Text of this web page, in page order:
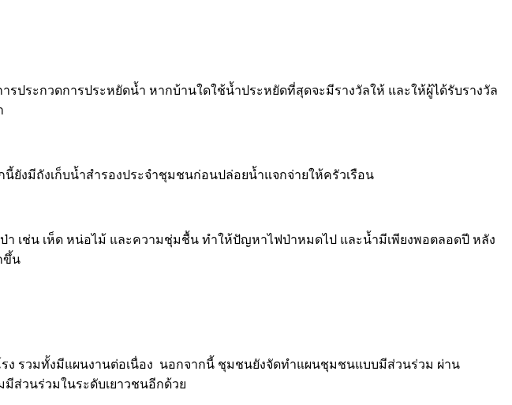
ประกวดการประหยัดน้ำ หากบ้านใดใช้น้ำประหยัดที่สุดจะมีรางวัลให้ และให้ผู้ได้รับรางวัล
งมีถังเก็บน้ำสำรองประจำชุมชนก่อนปล่อยน้ำแจกจ่ายให้ครัวเรือน
ช่น เห็ด หน่อไม้ และความชุ่มชื้น ทำให้ปัญหาไฟป่าหมดไป และน้ำมีเพียงพอตลอดปี หลัง
ขึ้น
รวมทั้งมีแผนงานต่อเนื่อง นอกจากนี้ ชุมชนยังจัดทำแผนชุมชนแบบมีส่วนร่วม ผ่าน
ส่วนร่วมในระดับเยาวชนอีกด้วย